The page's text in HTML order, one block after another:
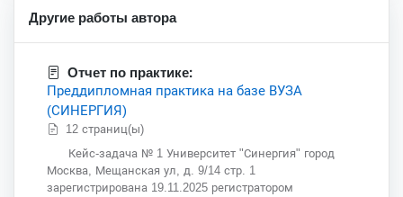
Другие работы автора
Отчет по практике:
Преддипломная практика на базе ВУЗА
(СИНЕРГИЯ)
12 страниц(ы)
Кейс-задача № 1 Университет "Синергия" город
Москва, Мещанская ул, д. 9/14 стр. 1
зарегистрирована 19.11.2025 регистратором